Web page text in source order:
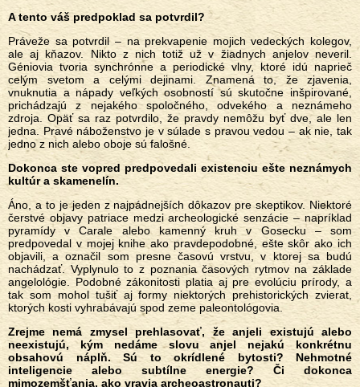
A tento váš predpoklad sa potvrdil?
Práveže sa potvrdil – na prekvapenie mojich vedeckých kolegov,
ale aj kňazov. Nikto z nich totiž už v žiadnych anjelov neveril.
Géniovia tvoria synchrónne a periodické vlny, ktoré idú naprieč
celým svetom a celými dejinami. Znamená to, že zjavenia,
vnuknutia a nápady veľkých osobností sú skutočne inšpirované,
prichádzajú z nejakého spoločného, odvekého a neznámeho
zdroja. Opäť sa raz potvrdilo, že pravdy nemôžu byť dve, ale len
jedna. Pravé náboženstvo je v súlade s pravou vedou – ak nie, tak
jedno z nich alebo oboje sú falošné.
Dokonca ste vopred predpovedali existenciu ešte neznámych
kultúr a skamenelín.
Áno, a to je jeden z najpádnejších dôkazov pre skeptikov. Niektoré
čerstvé objavy patriace medzi archeologické senzácie – napríklad
pyramídy v Carale alebo kamenný kruh v Gosecku – som
predpovedal v mojej knihe ako pravdepodobné, ešte skôr ako ich
objavili, a označil som presne časovú vrstvu, v ktorej sa budú
nachádzať. Vyplynulo to z poznania časových rytmov na základe
angelológie. Podobné zákonitosti platia aj pre evolúciu prírody, a
tak som mohol tušiť aj formy niektorých prehistorických zvierat,
ktorých kosti vyhrabávajú spod zeme paleontológovia.
Zrejme nemá zmysel prehlasovať, že anjeli existujú alebo
neexistujú, kým nedáme slovu anjel nejakú konkrétnu
obsahovú náplň. Sú to okrídlené bytosti? Nehmotné
inteligencie alebo subtílne energie? Či dokonca
mimozemšťania, ako vravia archeoastronauti?